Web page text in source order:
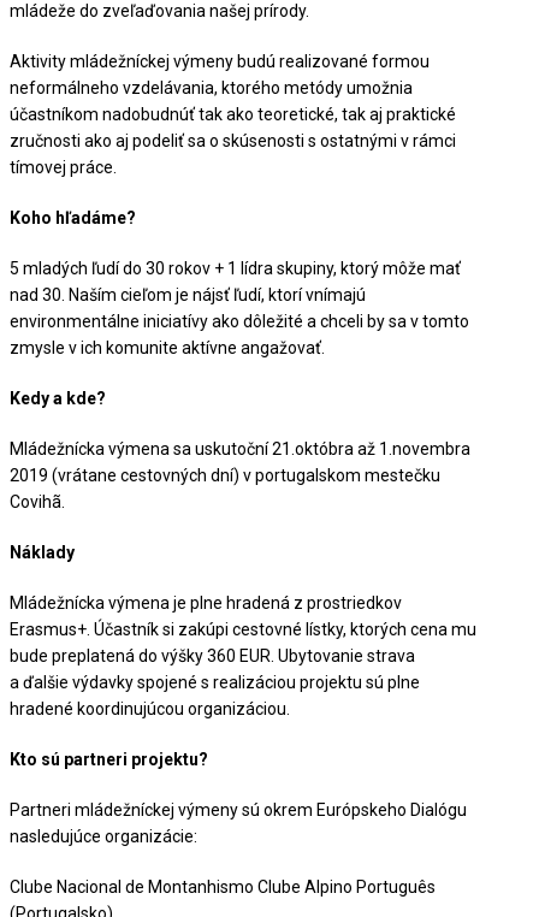
mládeže do zveľaďovania našej prírody.
Aktivity mládežníckej výmeny budú realizované formou
neformálneho vzdelávania, ktorého metódy umožnia
účastníkom nadobudnúť tak ako teoretické, tak aj praktické
zručnosti ako aj podeliť sa o skúsenosti s ostatnými v rámci
tímovej práce.
Koho hľadáme?
5 mladých ľudí do 30 rokov + 1 lídra skupiny, ktorý môže mať
nad 30. Naším cieľom je nájsť ľudí, ktorí vnímajú
environmentálne iniciatívy ako dôležité a chceli by sa v tomto
zmysle v ich komunite aktívne angažovať.
Kedy a kde?
Mládežnícka výmena sa uskutoční 21.októbra až 1.novembra
2019 (vrátane cestovných dní) v portugalskom mestečku
Covihã.
Náklady
Mládežnícka výmena je plne hradená z prostriedkov
Erasmus+. Účastník si zakúpi cestovné lístky, ktorých cena mu
bude preplatená do výšky 360 EUR. Ubytovanie strava
a ďalšie výdavky spojené s realizáciou projektu sú plne
hradené koordinujúcou organizáciou.
Kto sú partneri projektu?
Partneri mládežníckej výmeny sú okrem Európskeho Dialógu
nasledujúce organizácie:
Clube Nacional de Montanhismo Clube Alpino Português
(Portugalsko)